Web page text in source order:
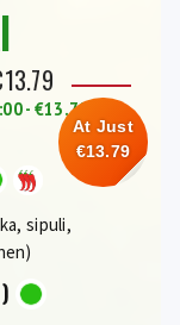
- €13.79
At Just
€13.79
sipuli,
)